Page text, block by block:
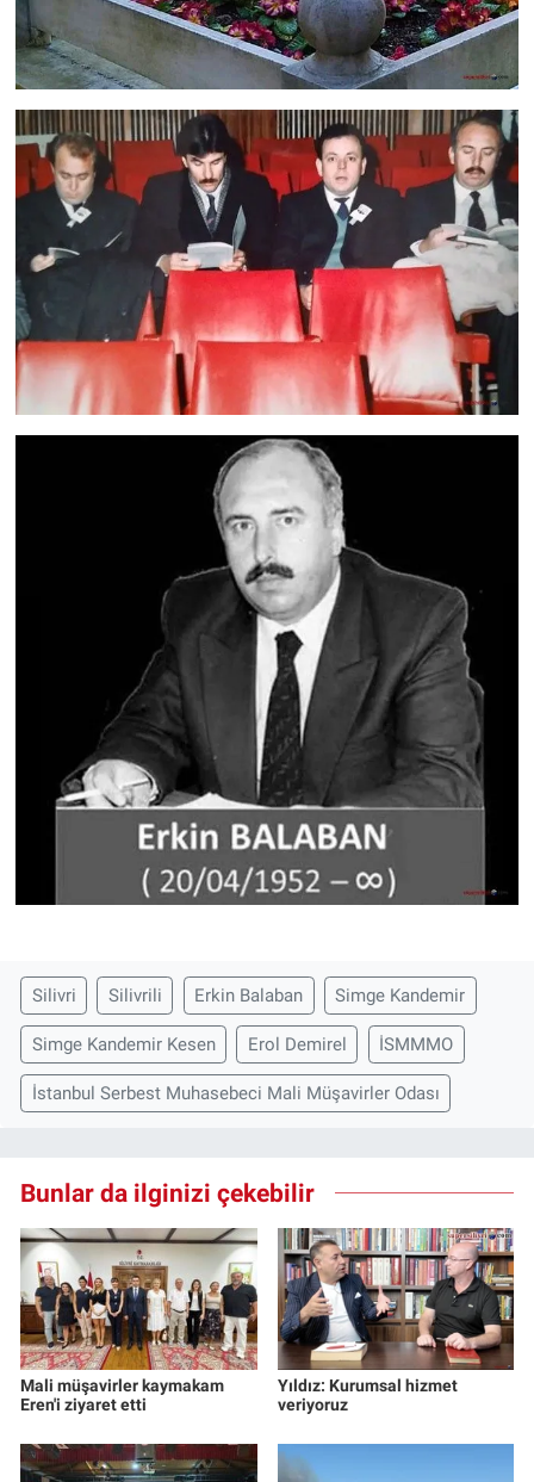
Silivri Silivrili Erkin Balaban Simge Kandemir
Simge Kandemir Kesen Erol Demirel İSMMMO
İstanbul Serbest Muhasebeci Mali Müşavirler Odası
Bunlar da ilginizi çekebilir
Mali müşavirler kaymakam
Eren'i ziyaret etti
Yıldız: Kurumsal hizmet
veriyoruz